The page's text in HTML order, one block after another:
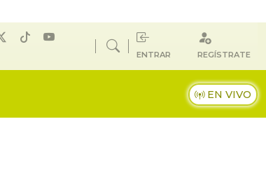
ENTRAR REGÍSTRATE
EN VIVO